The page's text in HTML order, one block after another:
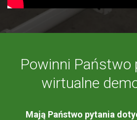
Powinni Państwo
wirtualne
Mają Państwo pytania